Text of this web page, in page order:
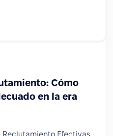
Cómo
en la era
Reclutamiento Efectivas